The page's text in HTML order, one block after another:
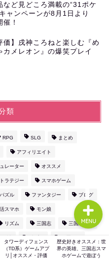
など見どころ満載の“31ポケ
ャンペーンが8月1日より
催！
価】戌神ころねと楽しむ『め
カメレオン』の爆笑プレイ
類
RPG SLG まとめ
アフィリエイト
レーター オススメ
ラテジー スマホゲーム
パズル ファンタジー ブログ
スマホ モン娘
リズム 三国志 三国志真戦
猫 稼ぐ 音楽
タワーディフェンス
（TD系）ゲームアプ
リ│オススメ・評価
歴史好きオススメ：世
界の英雄、三国志スマ
ホゲームで遊ぼう
MENU
ガジェット
comic